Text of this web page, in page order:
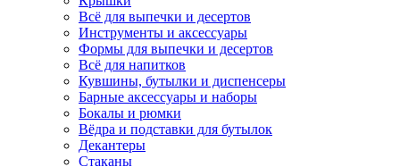
Всё для выпечки и десертов
Инструменты и аксессуары
Формы для выпечки и десертов
Всё для напитков
Кувшины, бутылки и диспенсеры
Барные аксессуары и наборы
Бокалы и рюмки
Вёдра и подставки для бутылок
Декантеры
Стаканы